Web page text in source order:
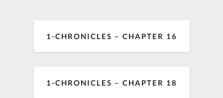
1-CHRONICLES – CHAPTER 16
1-CHRONICLES – CHAPTER 18